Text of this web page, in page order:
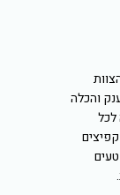
והכלה
לכל